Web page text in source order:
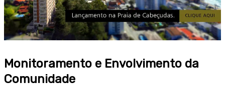
Monitoramento e Envolvimento da
Comunidade